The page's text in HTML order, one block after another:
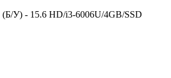
(Б/У) - 15.6 HD/i3-6006U/4GB/SSD